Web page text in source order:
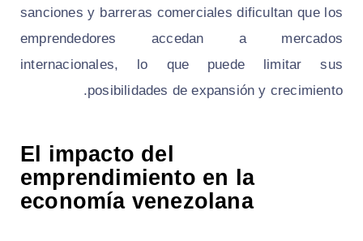
sanciones y barreras comerciales dificultan que los
emprendedores accedan a mercados
internacionales, lo que puede limitar sus
posibilidades de expansión y crecimiento.
El impacto del
emprendimiento en la
economía venezolana